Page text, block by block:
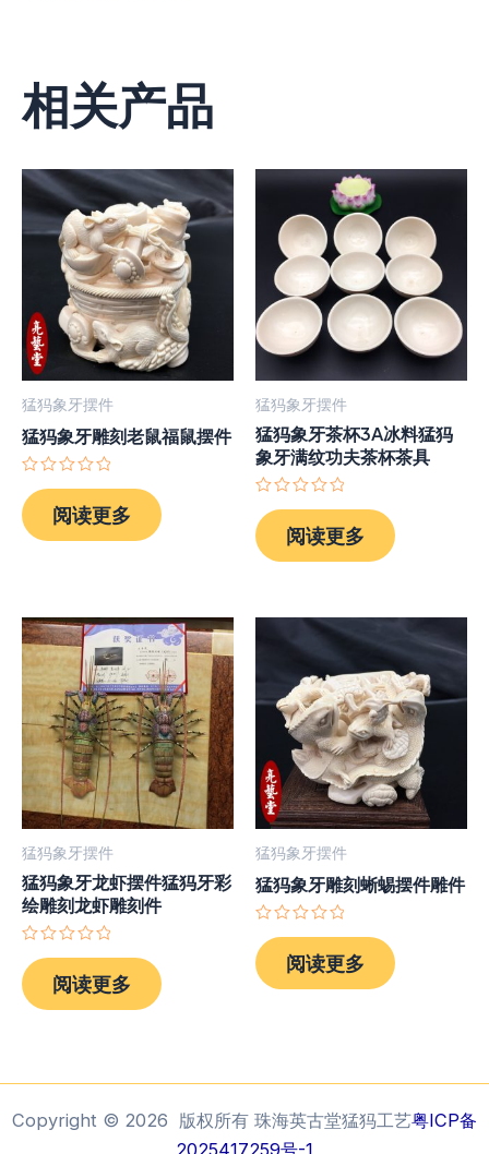
相关产品
猛犸象牙摆件
猛犸象牙雕刻老鼠福鼠摆件
评
分
0
&sol;
阅读更多
猛犸象牙摆件
猛犸象牙茶杯3A冰料猛犸
象牙满纹功夫茶杯茶具
评
分
0
&sol;
阅读更多
猛犸象牙摆件
猛犸象牙龙虾摆件猛犸牙彩
绘雕刻龙虾雕刻件
评
分
0
&sol;
阅读更多
猛犸象牙摆件
猛犸象牙雕刻蜥蜴摆件雕件
评
分
0
&sol;
阅读更多
Copyright © 2026 版权所有 珠海英古堂猛犸工艺粤ICP备
2025417259号-1